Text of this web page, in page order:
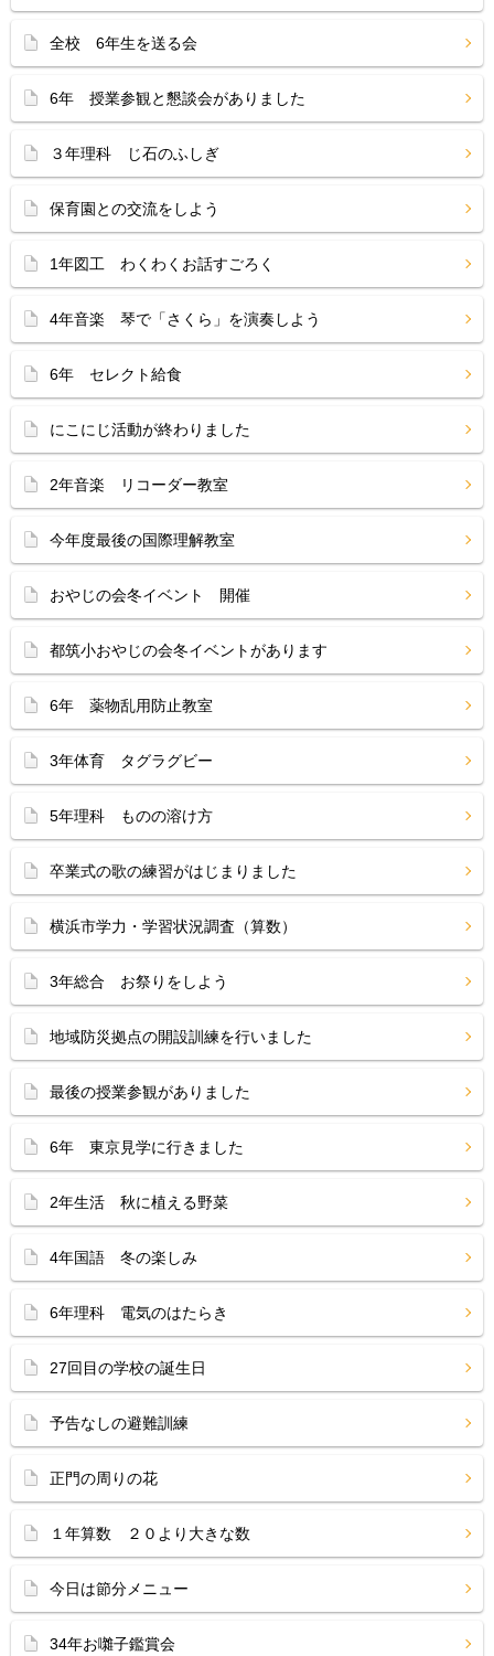
全校 6年生を送る会
6年 授業参観と懇談会がありました
３年理科 じ石のふしぎ
保育園との交流をしよう
1年図工 わくわくお話すごろく
4年音楽 琴で「さくら」を演奏しよう
6年 セレクト給食
にこにじ活動が終わりました
2年音楽 リコーダー教室
今年度最後の国際理解教室
おやじの会冬イベント 開催
都筑小おやじの会冬イベントがあります
6年 薬物乱用防止教室
3年体育 タグラグビー
5年理科 ものの溶け方
卒業式の歌の練習がはじまりました
横浜市学力・学習状況調査（算数）
3年総合 お祭りをしよう
地域防災拠点の開設訓練を行いました
最後の授業参観がありました
6年 東京見学に行きました
2年生活 秋に植える野菜
4年国語 冬の楽しみ
6年理科 電気のはたらき
27回目の学校の誕生日
予告なしの避難訓練
正門の周りの花
１年算数 ２０より大きな数
今日は節分メニュー
34年お囃子鑑賞会